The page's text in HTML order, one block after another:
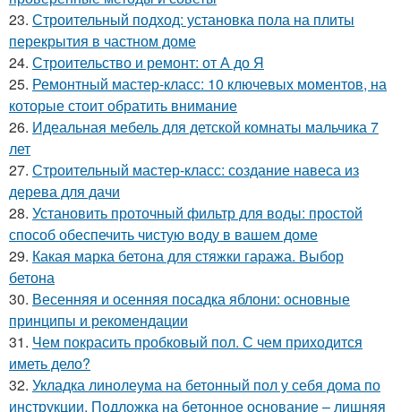
23. Строительный подход: установка пола на плиты
перекрытия в частном доме
24. Строительство и ремонт: от А до Я
25. Ремонтный мастер-класс: 10 ключевых моментов, на
которые стоит обратить внимание
26. Идеальная мебель для детской комнаты мальчика 7
лет
27. Строительный мастер-класс: создание навеса из
дерева для дачи
28. Установить проточный фильтр для воды: простой
способ обеспечить чистую воду в вашем доме
29. Какая марка бетона для стяжки гаража. Выбор
бетона
30. Весенняя и осенняя посадка яблони: основные
принципы и рекомендации
31. Чем покрасить пробковый пол. С чем приходится
иметь дело?
32. Укладка линолеума на бетонный пол у себя дома по
инструкции. Подложка на бетонное основание – лишняя